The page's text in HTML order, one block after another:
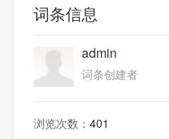
词条信息
admin
词条创建者
浏览次数： 401